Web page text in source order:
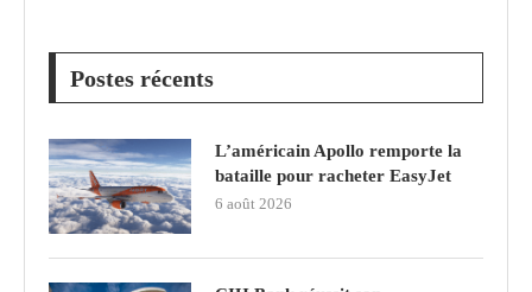
Postes récents
L’américain Apollo remporte la
bataille pour racheter EasyJet
6 août 2026